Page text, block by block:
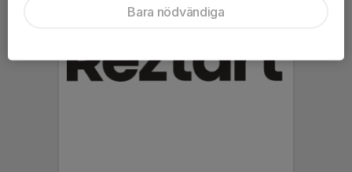
Bara nödvändiga